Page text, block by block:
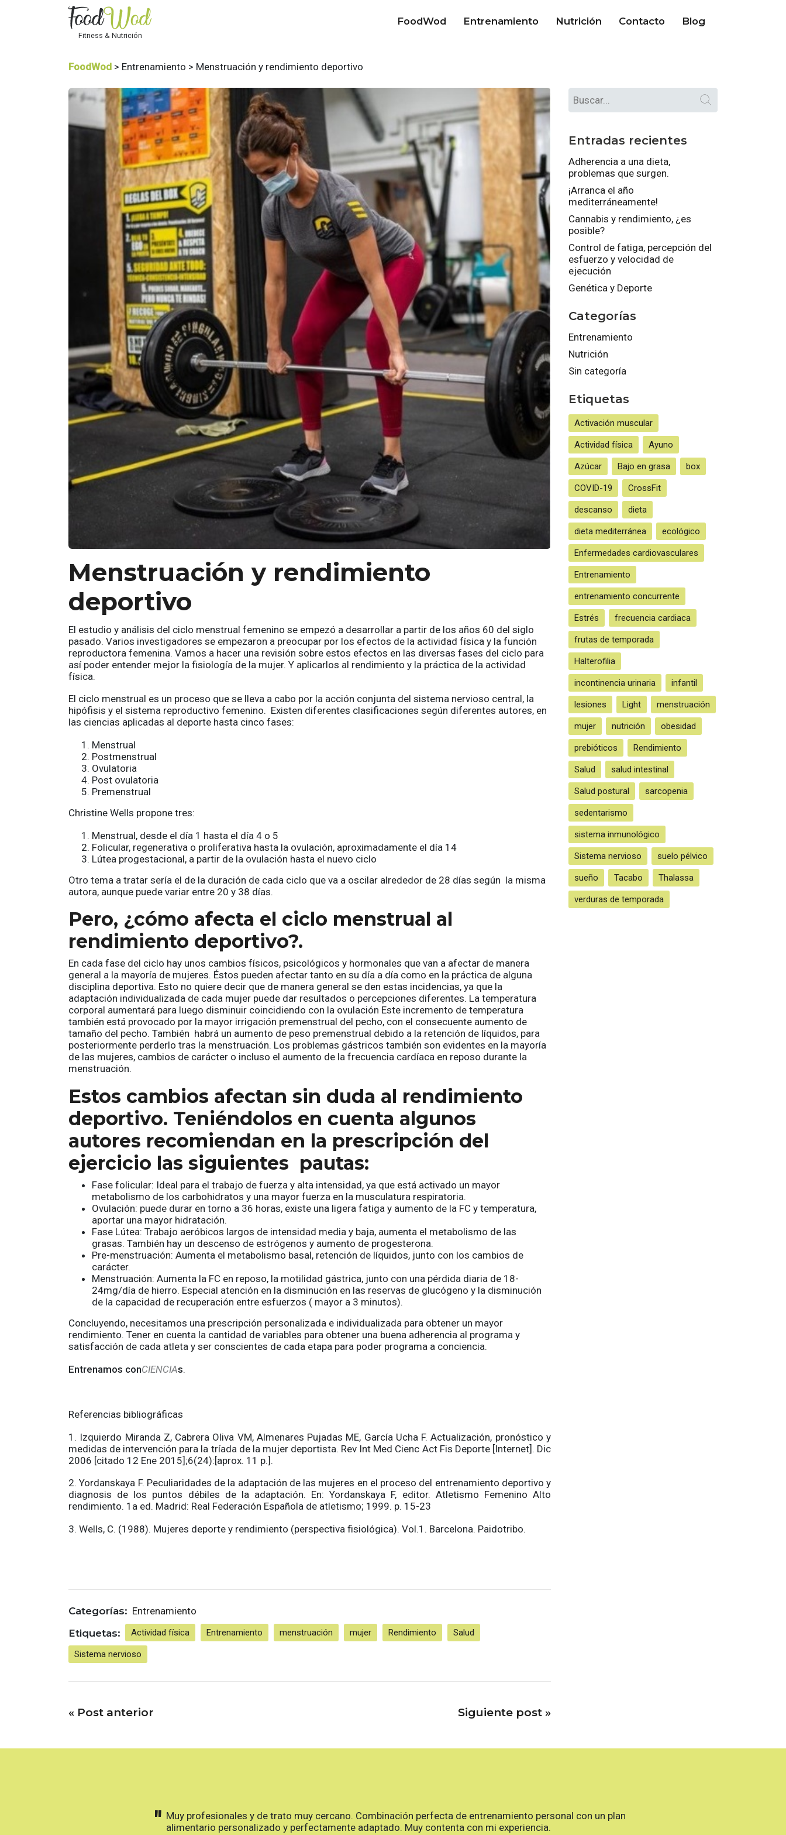
Fitness & Nutrición
FoodWod Entrenamiento Nutrición Contacto Blog
FoodWod > Entrenamiento > Menstruación y rendimiento deportivo
Menstruación y rendimiento
deportivo
El estudio y análisis del ciclo menstrual femenino se empezó a desarrollar a partir de los años 60 del siglo
pasado. Varios investigadores se empezaron a preocupar por los efectos de la actividad física y la función
reproductora femenina. Vamos a hacer una revisión sobre estos efectos en las diversas fases del ciclo para
así poder entender mejor la fisiología de la mujer. Y aplicarlos al rendimiento y la práctica de la actividad
física.
El ciclo menstrual es un proceso que se lleva a cabo por la acción conjunta del sistema nervioso central, la
hipófisis y el sistema reproductivo femenino. Existen diferentes clasificaciones según diferentes autores, en
las ciencias aplicadas al deporte hasta cinco fases:
Menstrual
Postmenstrual
Ovulatoria
Post ovulatoria
Premenstrual
Christine Wells propone tres:
Menstrual, desde el día 1 hasta el día 4 o 5
Folicular, regenerativa o proliferativa hasta la ovulación, aproximadamente el día 14
Lútea progestacional, a partir de la ovulación hasta el nuevo ciclo
Otro tema a tratar sería el de la duración de cada ciclo que va a oscilar alrededor de 28 días según la misma
autora, aunque puede variar entre 20 y 38 días.
Pero, ¿cómo afecta el ciclo menstrual al
rendimiento deportivo?.
En cada fase del ciclo hay unos cambios físicos, psicológicos y hormonales que van a afectar de manera
general a la mayoría de mujeres. Éstos pueden afectar tanto en su día a día como en la práctica de alguna
disciplina deportiva. Esto no quiere decir que de manera general se den estas incidencias, ya que la
adaptación individualizada de cada mujer puede dar resultados o percepciones diferentes. La temperatura
corporal aumentará para luego disminuir coincidiendo con la ovulación Este incremento de temperatura
también está provocado por la mayor irrigación premenstrual del pecho, con el consecuente aumento de
tamaño del pecho. También habrá un aumento de peso premenstrual debido a la retención de líquidos, para
posteriormente perderlo tras la menstruación. Los problemas gástricos también son evidentes en la mayoría
de las mujeres, cambios de carácter o incluso el aumento de la frecuencia cardíaca en reposo durante la
menstruación.
Estos cambios afectan sin duda al rendimiento
deportivo. Teniéndolos en cuenta algunos
autores recomiendan en la prescripción del
ejercicio las siguientes pautas:
Fase folicular: Ideal para el trabajo de fuerza y alta intensidad, ya que está activado un mayor
metabolismo de los carbohidratos y una mayor fuerza en la musculatura respiratoria.
Ovulación: puede durar en torno a 36 horas, existe una ligera fatiga y aumento de la FC y temperatura,
aportar una mayor hidratación.
Fase Lútea: Trabajo aeróbicos largos de intensidad media y baja, aumenta el metabolismo de las
grasas. También hay un descenso de estrógenos y aumento de progesterona.
Pre-menstruación: Aumenta el metabolismo basal, retención de líquidos, junto con los cambios de
carácter.
Menstruación: Aumenta la FC en reposo, la motilidad gástrica, junto con una pérdida diaria de 18-
24mg/día de hierro. Especial atención en la disminución en las reservas de glucógeno y la disminución
de la capacidad de recuperación entre esfuerzos ( mayor a 3 minutos).
Concluyendo, necesitamos una prescripción personalizada e individualizada para obtener un mayor
rendimiento. Tener en cuenta la cantidad de variables para obtener una buena adherencia al programa y
satisfacción de cada atleta y ser conscientes de cada etapa para poder programa a conciencia.
Entrenamos conCIENCIAs.
Referencias bibliográficas
1. Izquierdo Miranda Z, Cabrera Oliva VM, Almenares Pujadas ME, García Ucha F. Actualización, pronóstico y
medidas de intervención para la tríada de la mujer deportista. Rev Int Med Cienc Act Fis Deporte [Internet]. Dic
2006 [citado 12 Ene 2015];6(24):[aprox. 11 p.].
2. Yordanskaya F. Peculiaridades de la adaptación de las mujeres en el proceso del entrenamiento deportivo y
diagnosis de los puntos débiles de la adaptación. En: Yordanskaya F, editor. Atletismo Femenino Alto
rendimiento. 1a ed. Madrid: Real Federación Española de atletismo; 1999. p. 15-23
3. Wells, C. (1988). Mujeres deporte y rendimiento (perspectiva fisiológica). Vol.1. Barcelona. Paidotribo.
Categorías: Entrenamiento
Etiquetas:
Actividad física Entrenamiento menstruación mujer Rendimiento Salud
Sistema nervioso
« Post anterior Siguiente post »
Entradas recientes
Adherencia a una dieta,
problemas que surgen.
¡Arranca el año
mediterráneamente!
Cannabis y rendimiento, ¿es
posible?
Control de fatiga, percepción del
esfuerzo y velocidad de
ejecución
Genética y Deporte
Categorías
Entrenamiento
Nutrición
Sin categoría
Etiquetas
Activación muscular
Actividad física Ayuno
Azúcar Bajo en grasa box
COVID-19 CrossFit
descanso dieta
dieta mediterránea ecológico
Enfermedades cardiovasculares
Entrenamiento
entrenamiento concurrente
Estrés frecuencia cardiaca
frutas de temporada
Halterofilia
incontinencia urinaria infantil
lesiones Light menstruación
mujer nutrición obesidad
prebióticos Rendimiento
Salud salud intestinal
Salud postural sarcopenia
sedentarismo
sistema inmunológico
Sistema nervioso suelo pélvico
sueño Tacabo Thalassa
verduras de temporada
" Muy profesionales y de trato muy cercano. Combinación perfecta de entrenamiento personal con un plan
alimentario personalizado y perfectamente adaptado. Muy contenta con mi experiencia.